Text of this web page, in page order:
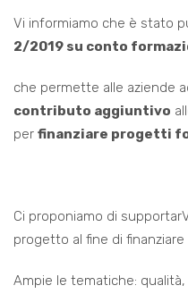
Vi informiamo che è stato
2/2019 su conto
che permette alle aziende
contributo aggiuntivo
per finanziare progetti
Ci proponiamo di
progetto al fine di
Ampie le tematiche: